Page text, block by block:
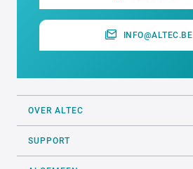
INFO@ALTEC.BE
OVER ALTEC
SUPPORT